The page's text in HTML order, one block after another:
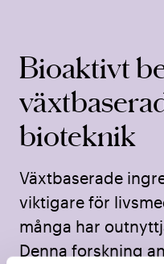
Bioaktivt
bioteknik
Växtbaserade
viktigare för
många har
Denna forskning